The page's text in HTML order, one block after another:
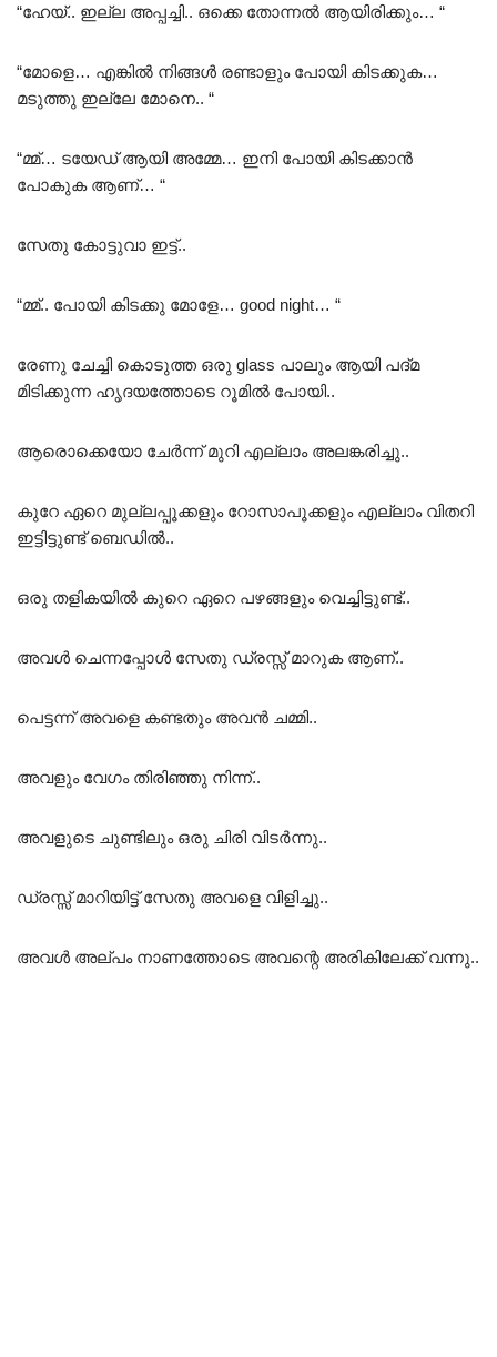
“ഹേയ്.. ഇല്ല അപ്പച്ചി.. ഒക്കെ തോന്നൽ ആയിരിക്കും… “
“മോളെ… എങ്കിൽ നിങ്ങൾ രണ്ടാളും പോയി കിടക്കുക…
മടുത്തു ഇല്ലേ മോനെ.. “
“മ്മ്… ടയേഡ് ആയി അമ്മേ… ഇനി പോയി കിടക്കാൻ
പോകുക ആണ്… “
സേതു കോട്ടുവാ ഇട്ട്..
“മ്മ്.. പോയി കിടക്കു മോളേ… good night… “
രേണു ചേച്ചി കൊടുത്ത ഒരു glass പാലും ആയി പദ്മ
മിടിക്കുന്ന ഹൃദയത്തോടെ റൂമിൽ പോയി..
ആരൊക്കെയോ ചേർന്ന് മുറി എല്ലാം അലങ്കരിച്ചു..
കുറേ ഏറെ മുല്ലപ്പൂക്കളും റോസാപൂക്കളും എല്ലാം വിതറി
ഇട്ടിട്ടുണ്ട് ബെഡിൽ..
ഒരു തളികയിൽ കുറെ ഏറെ പഴങ്ങളും വെച്ചിട്ടുണ്ട്..
അവൾ ചെന്നപ്പോൾ സേതു ഡ്രസ്സ്‌ മാറുക ആണ്..
പെട്ടന്ന് അവളെ കണ്ടതും അവൻ ചമ്മി..
അവളും വേഗം തിരിഞ്ഞു നിന്ന്..
അവളുടെ ചുണ്ടിലും ഒരു ചിരി വിടർന്നു..
ഡ്രസ്സ്‌ മാറിയിട്ട് സേതു അവളെ വിളിച്ചു..
അവൾ അല്പം നാണത്തോടെ അവന്റെ അരികിലേക്ക് വന്നു..